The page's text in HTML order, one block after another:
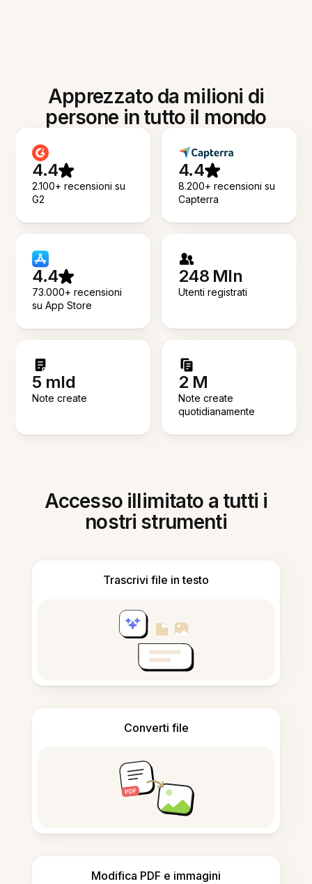
Apprezzato da milioni di
persone in tutto il mondo
4.4
2.100+ recensioni su
G2
4.4
8.200+ recensioni su
Capterra
4.4
73.000+ recensioni
su App Store
248 Mln
Utenti registrati
5 mld
Note create
2 M
Note create
quotidianamente
Accesso illimitato a tutti i
nostri strumenti
Trascrivi file in testo
Converti file
Modifica PDF e immagini